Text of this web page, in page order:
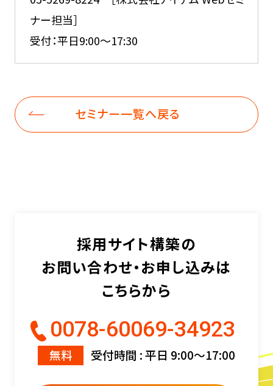
ナー担当］
受付：平日9:00～17:30
セミナー一覧へ戻る
採用サイト構築の
お問い合わせ・お申し込みは
こちらから
0078-60069-34923
無料 受付時間 : 平日 9:00〜17:00